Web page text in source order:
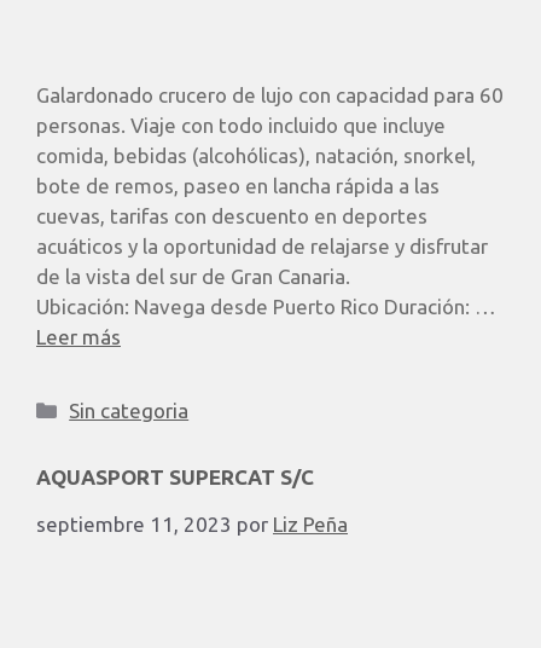
Galardonado crucero de lujo con capacidad para 60
personas. Viaje con todo incluido que incluye
comida, bebidas (alcohólicas), natación, snorkel,
bote de remos, paseo en lancha rápida a las
cuevas, tarifas con descuento en deportes
acuáticos y la oportunidad de relajarse y disfrutar
de la vista del sur de Gran Canaria.
Ubicación: Navega desde Puerto Rico Duración: …
Leer más
Sin categoria
AQUASPORT SUPERCAT S/C
septiembre 11, 2023 por Liz Peña